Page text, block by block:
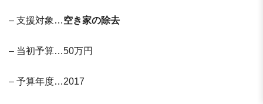
– 支援対象…空き家の除去
– 当初予算…50万円
– 予算年度…2017